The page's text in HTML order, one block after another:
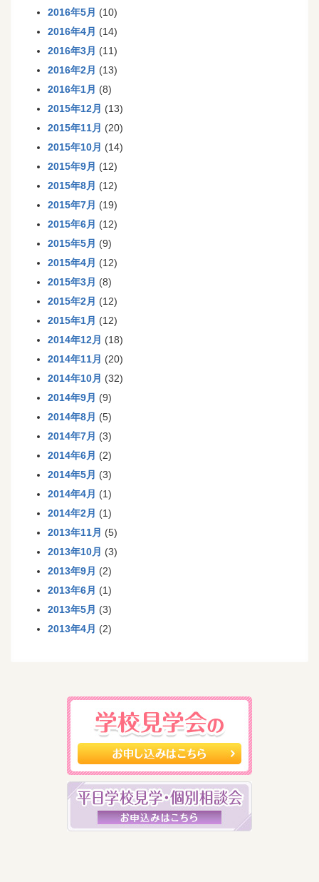
2016年5月 (10)
2016年4月 (14)
2016年3月 (11)
2016年2月 (13)
2016年1月 (8)
2015年12月 (13)
2015年11月 (20)
2015年10月 (14)
2015年9月 (12)
2015年8月 (12)
2015年7月 (19)
2015年6月 (12)
2015年5月 (9)
2015年4月 (12)
2015年3月 (8)
2015年2月 (12)
2015年1月 (12)
2014年12月 (18)
2014年11月 (20)
2014年10月 (32)
2014年9月 (9)
2014年8月 (5)
2014年7月 (3)
2014年6月 (2)
2014年5月 (3)
2014年4月 (1)
2014年2月 (1)
2013年11月 (5)
2013年10月 (3)
2013年9月 (2)
2013年6月 (1)
2013年5月 (3)
2013年4月 (2)